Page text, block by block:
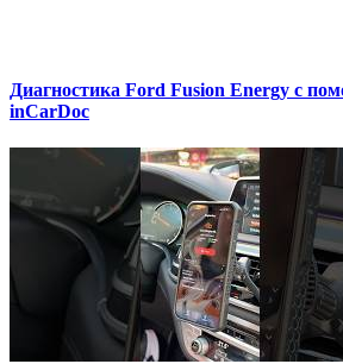
Диагностика Ford Fusion Energy с
inCarDoc